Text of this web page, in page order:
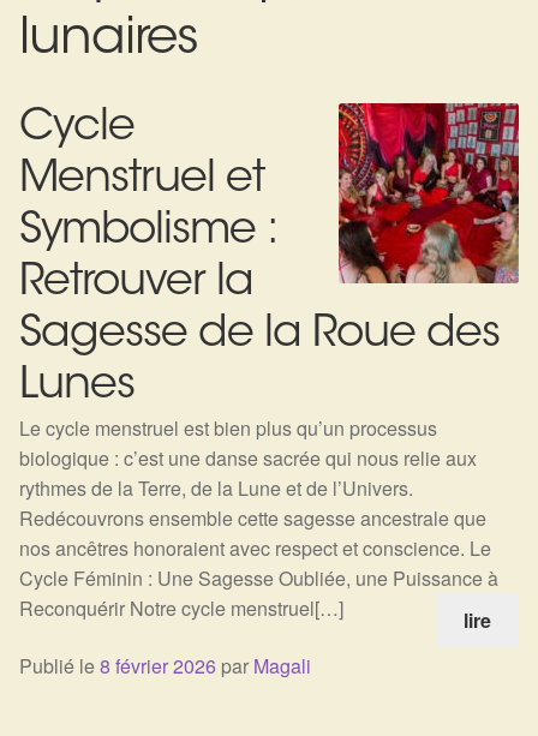
Bijoux
Bolas
Bracelets
Colliers
Pendentifs
Pierres
Harmonisation
Harmonisation de l’être
Search
for:
lunaires
Cycle
Menstruel et
Symbolisme :
Retrouver la
Sagesse de la Roue des
Lunes
Le cycle menstruel est bien plus qu’un processus
biologique : c’est une danse sacrée qui nous relie aux
rythmes de la Terre, de la Lune et de l’Univers.
Redécouvrons ensemble cette sagesse ancestrale que
nos ancêtres honoraient avec respect et conscience. Le
Cycle Féminin : Une Sagesse Oubliée, une Puissance à
Reconquérir Notre cycle menstruel[…]
lire
Publié le8 février 2026 par Magali